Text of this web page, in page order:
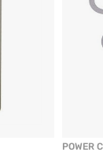
POWER